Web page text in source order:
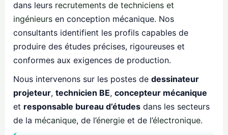
dans leurs recrutements de techniciens et
ingénieurs en conception mécanique. Nos
consultants identifient les profils capables de
produire des études précises, rigoureuses et
conformes aux exigences de production.
Nous intervenons sur les postes de dessinateur
projeteur, technicien BE, concepteur mécanique
et responsable bureau d’études dans les secteurs
de la mécanique, de l’énergie et de l’électronique.